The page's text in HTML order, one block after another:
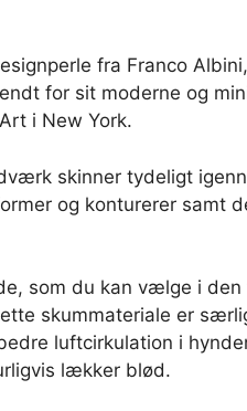
fra Franco
for sit moderne og
i New York.
skinner tydeligt
og konturerer samt
som du kan vælge i
skummateriale er
luftcirkulation i
lækker blød.